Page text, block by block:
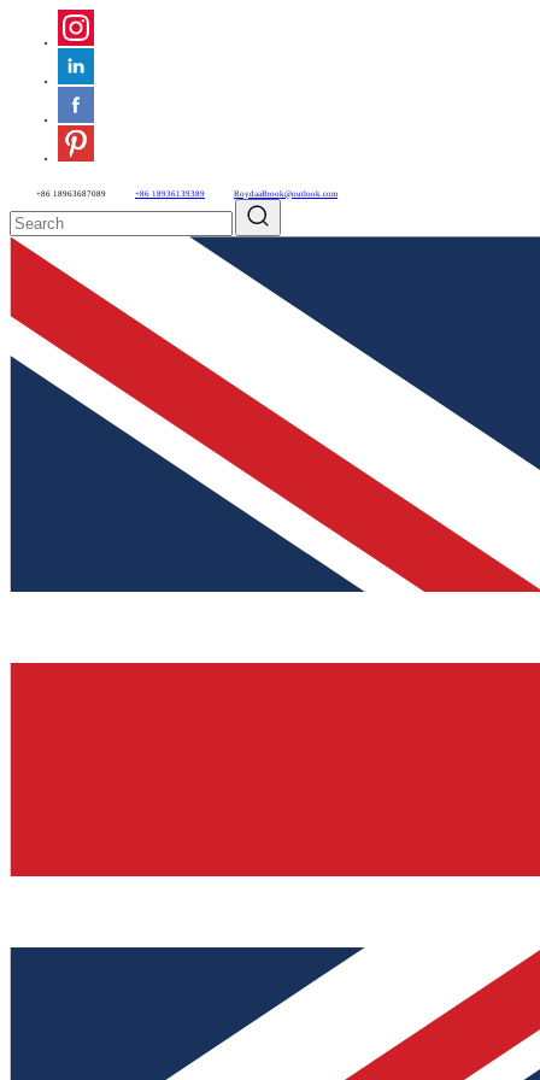
+86 18963687089 +86 18936139389 RoydaaBrook@outlook.com